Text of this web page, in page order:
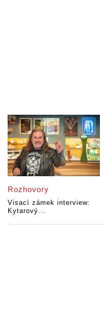
Rozhovory
Visací zámek interview:
Kytarový...